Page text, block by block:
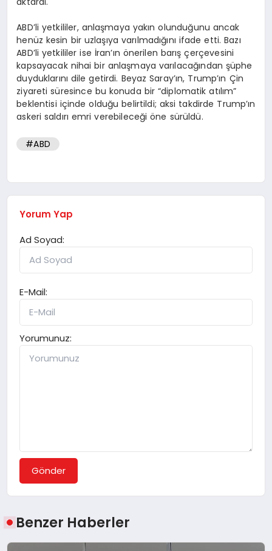
ABD’li yetkililer, anlaşmaya yakın olunduğunu ancak
henüz kesin bir uzlaşıya varılmadığını ifade etti. Bazı
ABD’li yetkililer ise İran’ın önerilen barış çerçevesini
kapsayacak nihai bir anlaşmaya varılacağından şüphe
duyduklarını dile getirdi. Beyaz Saray’ın, Trump’ın Çin
ziyareti süresince bu konuda bir “diplomatik atılım”
beklentisi içinde olduğu belirtildi; aksi takdirde Trump’ın
askeri saldırı emri verebileceği öne sürüldü.
#ABD
Yorum Yap
Ad Soyad:
E-Mail:
Yorumunuz:
Gönder
Benzer Haberler